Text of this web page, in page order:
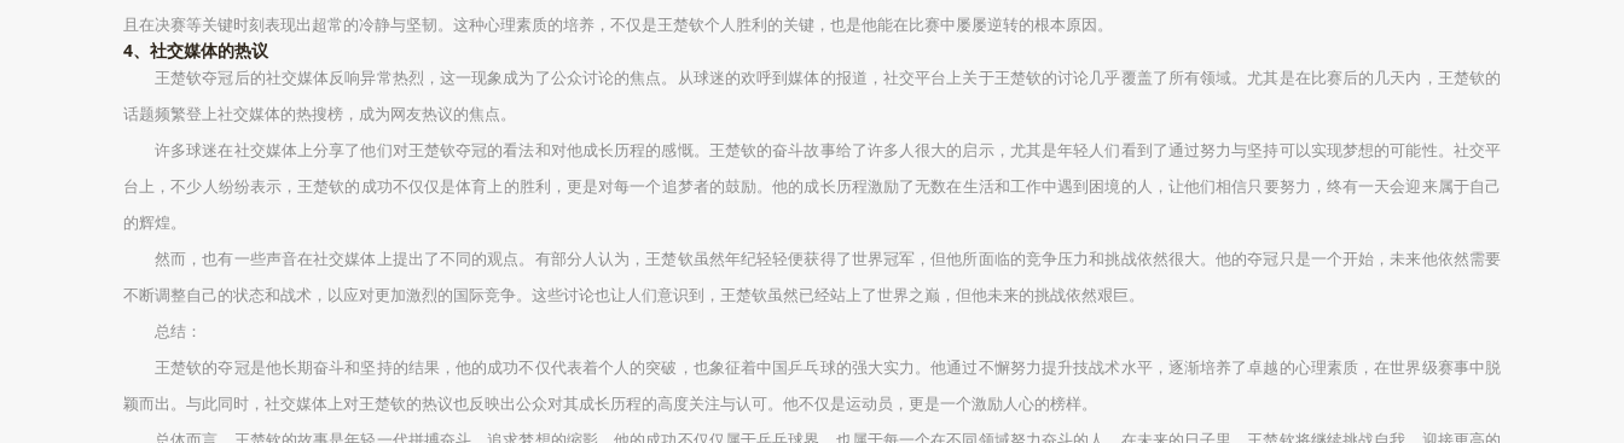
且在决赛等关键时刻表现出超常的冷静与坚韧。这种心理素质的培养，不仅是王楚钦个人胜利的关键，也是他能在比赛中屡屡逆转的根本原因。
4、社交媒体的热议
王楚钦夺冠后的社交媒体反响异常热烈，这一现象成为了公众讨论的焦点。从球迷的欢呼到媒体的报道，社交平台上关于王楚钦的讨论几乎覆盖了所有领域。尤其是在比赛后的几天内，王楚钦的
话题频繁登上社交媒体的热搜榜，成为网友热议的焦点。
许多球迷在社交媒体上分享了他们对王楚钦夺冠的看法和对他成长历程的感慨。王楚钦的奋斗故事给了许多人很大的启示，尤其是年轻人们看到了通过努力与坚持可以实现梦想的可能性。社交平
台上，不少人纷纷表示，王楚钦的成功不仅仅是体育上的胜利，更是对每一个追梦者的鼓励。他的成长历程激励了无数在生活和工作中遇到困境的人，让他们相信只要努力，终有一天会迎来属于自己
的辉煌。
然而，也有一些声音在社交媒体上提出了不同的观点。有部分人认为，王楚钦虽然年纪轻轻便获得了世界冠军，但他所面临的竞争压力和挑战依然很大。他的夺冠只是一个开始，未来他依然需要
不断调整自己的状态和战术，以应对更加激烈的国际竞争。这些讨论也让人们意识到，王楚钦虽然已经站上了世界之巅，但他未来的挑战依然艰巨。
总结：
王楚钦的夺冠是他长期奋斗和坚持的结果，他的成功不仅代表着个人的突破，也象征着中国乒乓球的强大实力。他通过不懈努力提升技战术水平，逐渐培养了卓越的心理素质，在世界级赛事中脱
颖而出。与此同时，社交媒体上对王楚钦的热议也反映出公众对其成长历程的高度关注与认可。他不仅是运动员，更是一个激励人心的榜样。